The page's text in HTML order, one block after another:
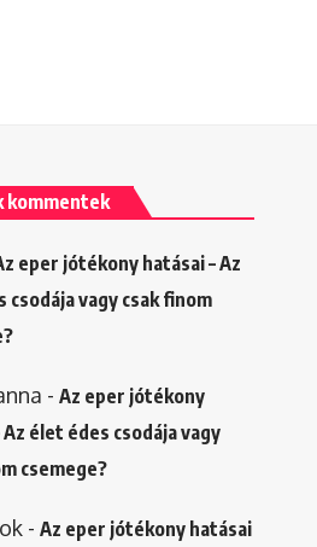
kommentek
eper jótékony hatásai – Az
csodája vagy csak finom
- Az eper jótékony
Az élet édes csodája vagy
csemege?
- Az eper jótékony hatásai